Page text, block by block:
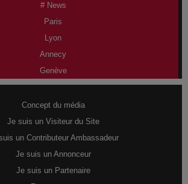
# News
Paris
Lyon
Annecy
Genève
Concept du média
Je suis un Visiteur du Site
un Contributeur Ambassadeur
Je suis un Annonceur
Je suis un Partenaire